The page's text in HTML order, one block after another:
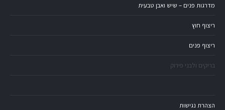
מדרגות פנים – שיש ואבן טבעית
ריצוף חוץ
ריצוף פנים
בריקים ולבני פירוק
הצהרת נגישות